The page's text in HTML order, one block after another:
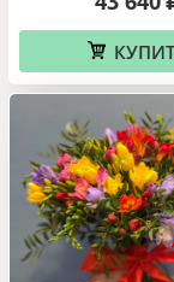
Букет из роз
43 640